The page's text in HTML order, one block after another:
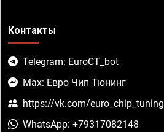
Контакты
Telegram: EuroCT_bot
Max: Евро Чип Тюнинг
https://vk.com/euro_chip_tuning
WhatsApp: +79317082148